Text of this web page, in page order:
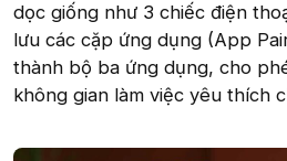
dọc giống như 3 chiếc điện
lưu các cặp ứng dụng (App
thành bộ ba ứng dụng, cho
không gian làm việc yêu thích